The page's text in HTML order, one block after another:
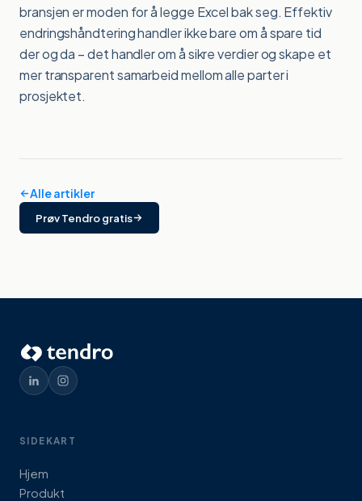
bransjen er moden for å legge Excel bak seg. Effektiv
endringshåndtering handler ikke bare om å spare tid
der og da – det handler om å sikre verdier og skape et
mer transparent samarbeid mellom alle parter i
prosjektet.
Alle artikler
Prøv Tendro gratis
SIDEKART
Hjem
Produkt